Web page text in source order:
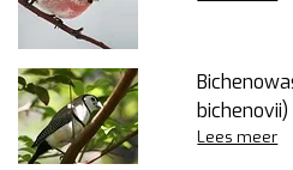
bichenovii)
Lees meer